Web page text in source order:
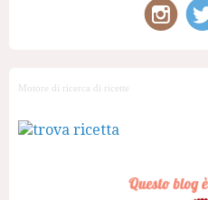
Motore di ricerca di ricette